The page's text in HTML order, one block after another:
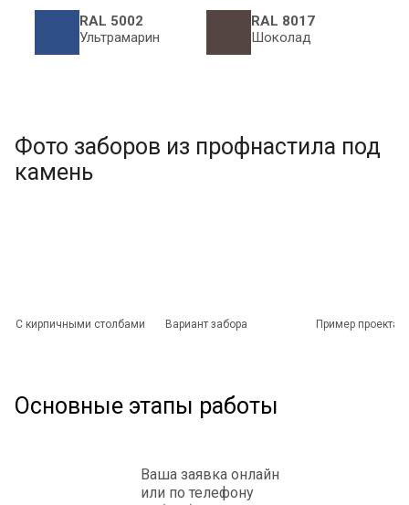
RAL 5002
Ультрамарин
RAL 8017
Шоколад
Фото заборов из профнастила под
камень
С кирпичными столбами Вариант забора Пример проекта
Основные этапы работы
Ваша заявка онлайн
или по телефону